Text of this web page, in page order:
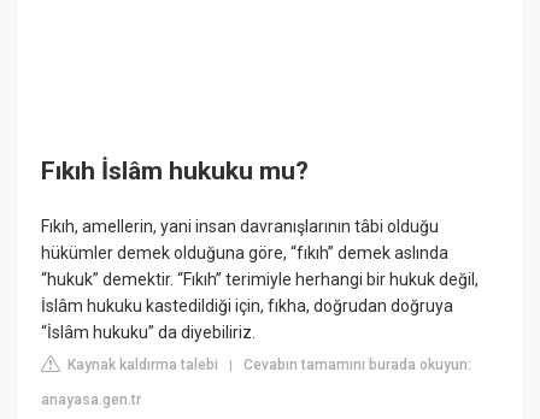
Fıkıh İslâm hukuku mu?
Fıkıh, amellerin, yani insan davranışlarının tâbi olduğu
hükümler demek olduğuna göre, “fıkıh” demek aslında
“hukuk” demektir. “Fıkıh” terimiyle herhangi bir hukuk değil,
İslâm hukuku kastedildiği için, fıkha, doğrudan doğruya
“İslâm hukuku” da diyebiliriz.
Kaynak kaldırma talebi |Cevabın tamamını burada okuyun:
anayasa.gen.tr